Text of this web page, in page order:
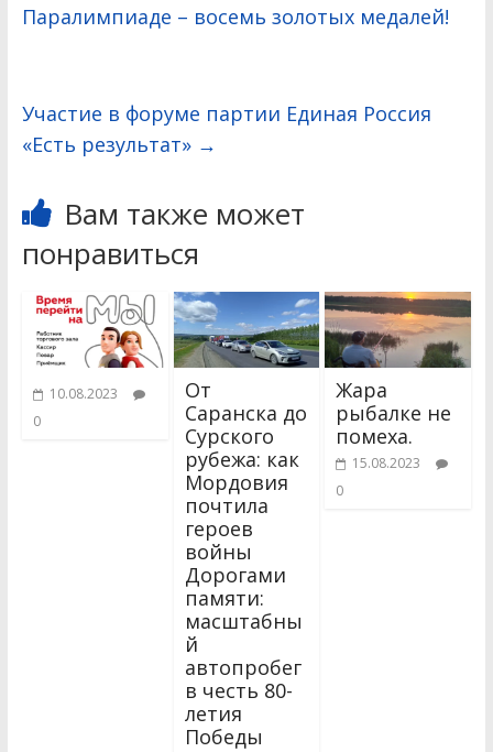
Паралимпиаде – восемь золотых медалей!
Участие в форуме партии Единая Россия
«Есть результат» →
Вам также может
понравиться
10.08.2023
0
От
Саранска до
Сурского
рубежа: как
Мордовия
почтила
героев
войны
Дорогами
памяти:
масштабны
й
автопробег
в честь 80-
летия
Победы
Жара
рыбалке не
помеха.
15.08.2023
0